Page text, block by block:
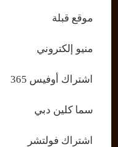
موقع قبلة
منيو إلكتروني
اشتراك أوفيس 365
سما كلين دبي
اشتراك فولتشر